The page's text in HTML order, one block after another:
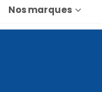
Nos marques